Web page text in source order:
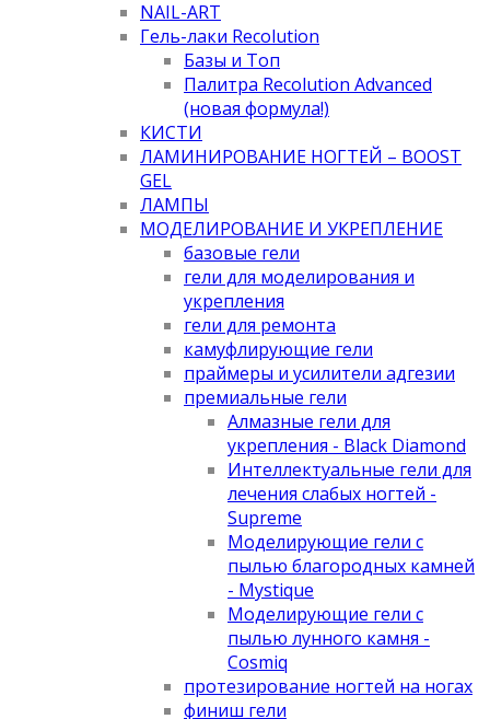
NAIL-ART
Гель-лаки Recolution
Базы и Топ
Палитра Recolution Advanced
(новая формула!)
КИСТИ
ЛАМИНИРОВАНИЕ НОГТЕЙ – BOOST
GEL
ЛАМПЫ
МОДЕЛИРОВАНИЕ И УКРЕПЛЕНИЕ
базовые гели
гели для моделирования и
укрепления
гели для ремонта
камуфлирующие гели
праймеры и усилители адгезии
премиальные гели
Алмазные гели для
укрепления - Black Diamond
Интеллектуальные гели для
лечения слабых ногтей -
Supreme
Моделирующие гели с
пылью благородных камней
- Mystique
Моделирующие гели с
пылью лунного камня -
Cosmiq
протезирование ногтей на ногах
финиш гели